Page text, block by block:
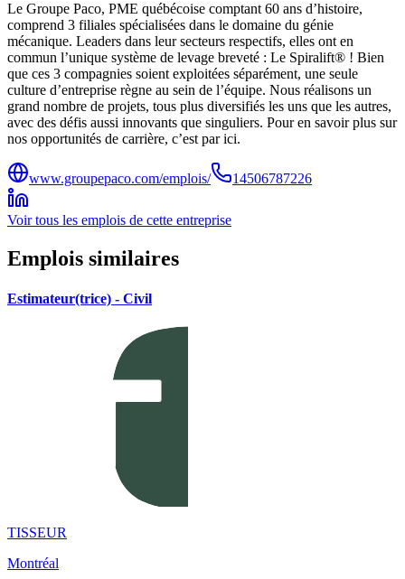
Le Groupe Paco, PME québécoise comptant 60 ans d’histoire,
comprend 3 filiales spécialisées dans le domaine du génie
mécanique. Leaders dans leur secteurs respectifs, elles ont en
commun l’unique système de levage breveté : Le Spiralift® ! Bien
que ces 3 compagnies soient exploitées séparément, une seule
culture d’entreprise règne au sein de l’équipe. Nous réalisons un
grand nombre de projets, tous plus diversifiés les uns que les autres,
avec des défis aussi innovants que singuliers. Pour en savoir plus sur
nos opportunités de carrière, c’est par ici.
www.groupepaco.com/emplois/ 14506787226
Voir tous les emplois de cette entreprise
Emplois similaires
Estimateur(trice) - Civil
TISSEUR
Montréal